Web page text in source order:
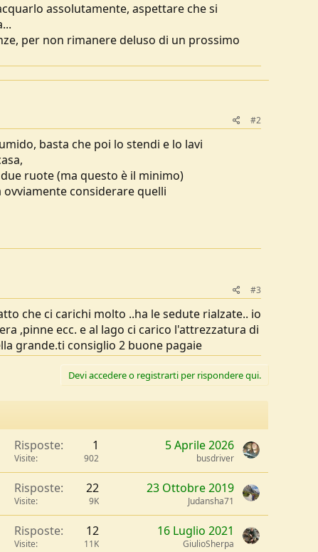
assolutamente, aspettare che si
per non rimanere deluso di un prossimo
#2
basta che poi lo stendi e lo lavi
ruote (ma questo è il minimo)
considerare quelli
#3
che ci carichi molto ..ha le sedute rialzate.. io
,pinne ecc. e al lago ci carico l'attrezzatura di
grande.ti consiglio 2 buone pagaie
Devi accedere o registrarti per rispondere qui.
Risposte 1
Visite 902
5 Aprile 2026
busdriver
Risposte 22
Visite 9K
23 Ottobre 2019
Judansha71
Risposte 12
Visite 11K
16 Luglio 2021
GiulioSherpa